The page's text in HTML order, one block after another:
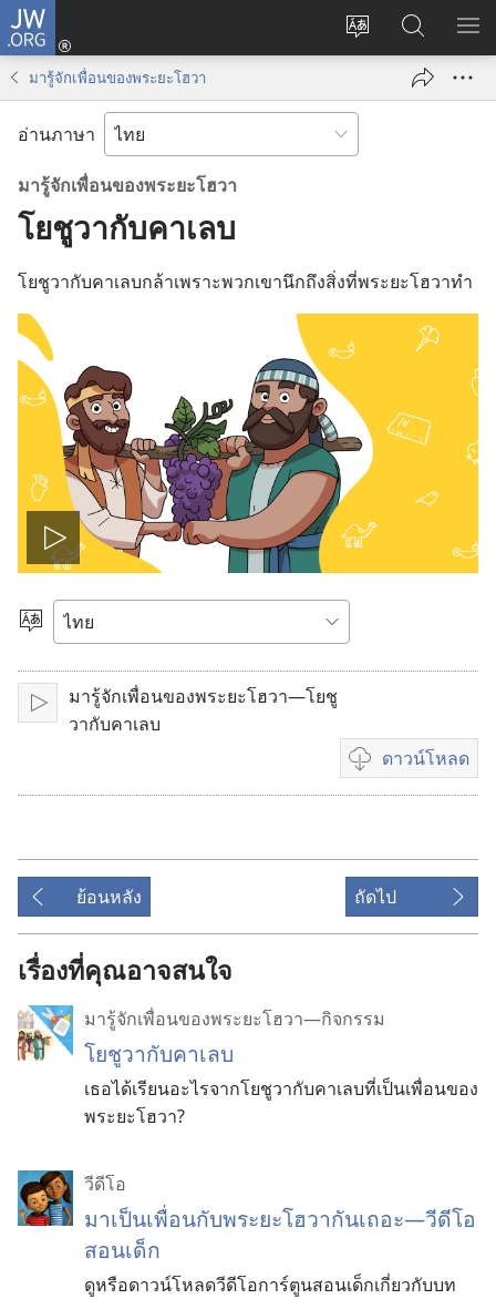
JW.ORG
เปลี่ยน
เข้า
(เปิด
ใหม่)
ค้นหา
ใน
JW.ORG
แส
มา​รู้​จัก​เพื่อน​ของ​พระ​ยะโฮวา
อ่านภาษา
มา​รู้​จัก​เพื่อน​ของ​พระ​ยะโฮวา
โยชูวา​กับ​คาเลบ
โยชูวา​กับ​คาเลบ​กล้า​เพราะ​พวก​เขา​นึก​ถึง​สิ่ง​ที่​พระ​ยะโฮวา​ทำ
เล่น
วีดีโอ
เลือก
ภาษา
เล่น
มารู้จักเพื่อนของพระยะโฮวา—โยชู
วากับคาเลบ
ดาวน์โหลด
ตัว
เลือก
วีดีโอ
ย้อนหลัง
ถัดไป
เรื่องที่คุณอาจสนใจ
มา​รู้​จัก​เพื่อน​ของ​พระ​ยะโฮวา—กิจกรรม
โยชูวา​กับ​คาเลบ
เธอ​ได้​เรียน​อะไร​จาก​โยชูวา​กับ​คาเลบ​ที่​เป็น​เพื่อน​ของ​
พระ​ยะโฮวา?
วีดีโอ
มา​เป็น​เพื่อน​กับ​พระ​ยะโฮวา​กัน​เถอะ—วีดีโอ​
สอน​เด็ก
ดู​หรือ​ดาวน์โหลด​วีดีโอ​การ์ตูน​สอน​เด็ก​เกี่ยว​กับ​บท